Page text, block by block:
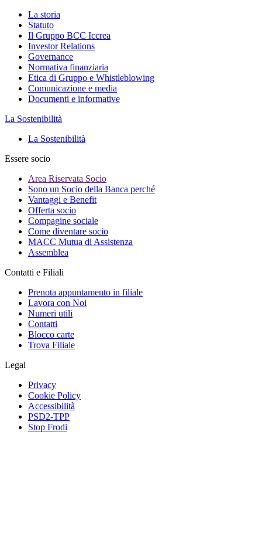
La storia
Statuto
Il Gruppo BCC Iccrea
Investor Relations
Governance
Normativa finanziaria
Etica di Gruppo e Whistleblowing
Comunicazione e media
Documenti e informative
La Sostenibilità
La Sostenibilità
Essere socio
Area Riservata Socio
Sono un Socio della Banca perché
Vantaggi e Benefit
Offerta socio
Compagine sociale
Come diventare socio
MACC Mutua di Assistenza
Assemblea
Contatti e Filiali
Prenota appuntamento in filiale
Lavora con Noi
Numeri utili
Contatti
Blocco carte
Trova Filiale
Legal
Privacy
Cookie Policy
Accessibilità
PSD2-TPP
Stop Frodi